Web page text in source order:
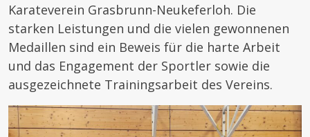
Karateverein Grasbrunn-Neukeferloh. Die
starken Leistungen und die vielen gewonnenen
Medaillen sind ein Beweis für die harte Arbeit
und das Engagement der Sportler sowie die
ausgezeichnete Trainingsarbeit des Vereins.